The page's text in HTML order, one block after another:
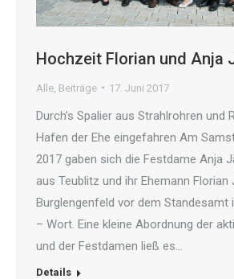
Hochzeit Florian und Anja
Alle Beiträge 17. Juni 2017
Durch’s Spalier aus Strahlrohren und
Hafen der Ehe eingefahren Am
2017 gaben sich die Festdame Anja
aus Teublitz und ihr Ehemann Florian
Burglengenfeld vor dem Standesamt
– Wort. Eine kleine Abordnung der
und der Festdamen ließ es…
Details